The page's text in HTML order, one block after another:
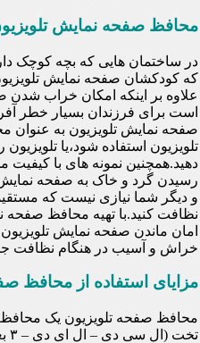
محافظ صفحه نمایش
در ساختمان هایی که بچه کوچک
که کودکشان صفحه نمایش
علاوه بر اینکه امکان خراب شدن
است برای فرزندان بسیار خطر
صفحه نمایش تلویزیون به
تلویزیون استفاده شود،یا
دهید.همچنین نمونه های با کیفیت
رسیدن گرد و خاک به صفحه
و دیگر شما نیازی نیست که
نظافت کنید.با تهیه محافظ صفحه
امان ماندن صفحه نمایش
خراش و آسیب در هنگام نظافت
مزایای استفاده از محافظ
محافظ صفحه تلویزیون یک